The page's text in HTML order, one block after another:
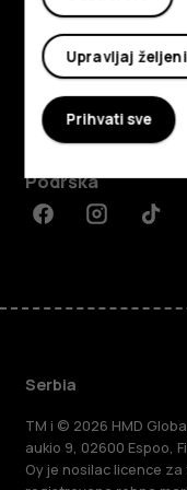
Istražite
Planet and people
Podrška
FacebookInstagram
Serbia
TM i © 2026 HMD
aukio 9, 02600 Espoo,
Oy je nosilac licence
Upravljaj
Prihvati sve